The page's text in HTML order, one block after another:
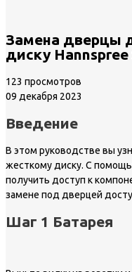
Замена дверцы
диску Hannspree
123 просмотров
09 декабря 2023
Введение
В этом руководстве вы
жесткому диску. С
получить доступ к
замене под дверцей
Шаг 1 Батарея